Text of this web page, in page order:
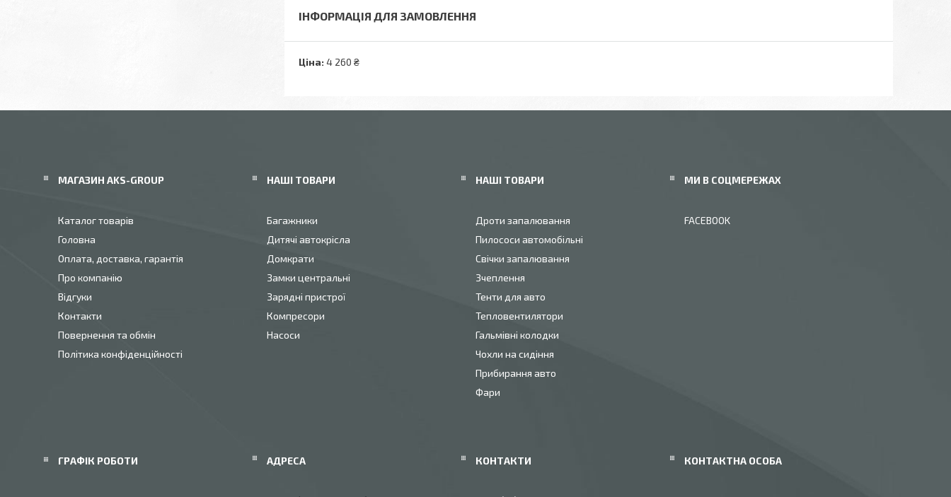
ІНФОРМАЦІЯ ДЛЯ ЗАМОВЛЕННЯ
Ціна: 4 260 ₴
МАГАЗИН AKS-GROUP
Каталог товарів
Головна
Оплата, доставка, гарантія
Про компанію
Відгуки
Контакти
Повернення та обмін
Політика конфіденційності
НАШІ ТОВАРИ
Багажники
Дитячі автокрісла
Домкрати
Замки центральні
Зарядні пристрої
Компресори
Насоси
НАШІ ТОВАРИ
Дроти запалювання
Пилососи автомобільні
Свічки запалювання
Зчеплення
Тенти для авто
Тепловентилятори
Гальмівні колодки
Чохли на сидіння
Прибирання авто
Фари
МИ В СОЦМЕРЕЖАХ
FACEBOOK
ГРАФІК РОБОТИ